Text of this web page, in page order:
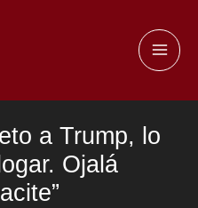
a Trump, lo
Ojalá